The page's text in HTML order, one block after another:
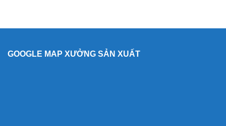
GOOGLE MAP XƯỞNG SẢN XUẤT